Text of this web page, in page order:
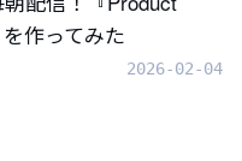
作ってみた
2026-02-04